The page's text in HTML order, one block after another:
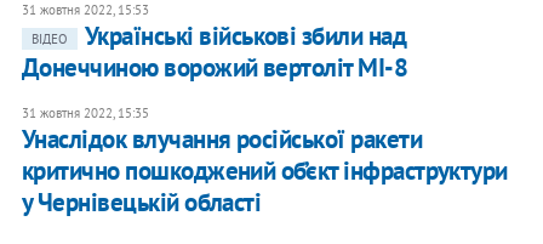
31 жовтня 2022, 15:53
ВІДЕО
Українські військові збили над
Донеччиною ворожий вертоліт МІ-8
31 жовтня 2022, 15:35
Унаслідок влучання російської ракети
критично пошкоджений об’єкт інфраструктури
у Чернівецькій області